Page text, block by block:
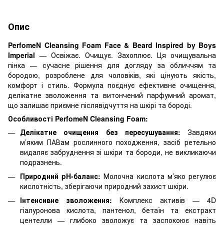
Опис
PerfomeN Cleansing Foam Face & Beard Inspired by Boys
Imperial — Освіжає. Очищує. Захоплює. Ця очищувальна
пінка — сучасне рішення для догляду за обличчям та
бородою, розроблене для чоловіків, які цінують якість,
комфорт і стиль. Формула поєднує ефективне очищення,
делікатне зволоження та витончений парфумний аромат,
що залишає приємне післявідчуття на шкірі та бороді.
Особливості PerfomeN Cleansing Foam:
Делікатне очищення без пересушування: Завдяки
м’яким ПАВам рослинного походження, засіб ретельно
видаляє забруднення зі шкіри та бороди, не викликаючи
подразнень.
Природний pH-баланс: Молочна кислота м’яко регулює
кислотність, зберігаючи природний захист шкіри.
Інтенсивне зволоження: Комплекс активів — 4D
гіалуронова кислота, пантенол, бетаїн та екстракт
центелли — глибоко зволожує та заспокоює навіть